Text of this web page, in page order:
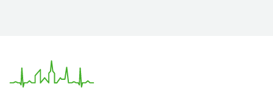
Физиотерапия в бассейне